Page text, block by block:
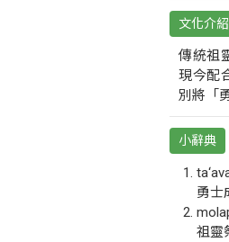
文化介紹
傳統祖
現今配
別將「
小辭典
勇士
祖靈